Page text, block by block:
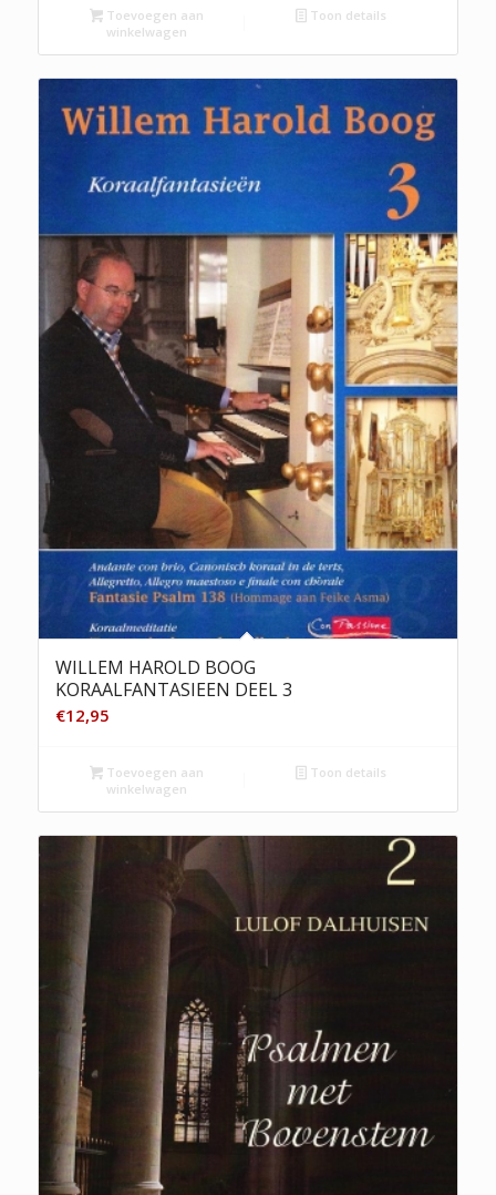
Toevoegen aan
winkelwagen
Toon details
WILLEM HAROLD BOOG
KORAALFANTASIEEN DEEL 3
€12,95
Toevoegen aan
winkelwagen
Toon details